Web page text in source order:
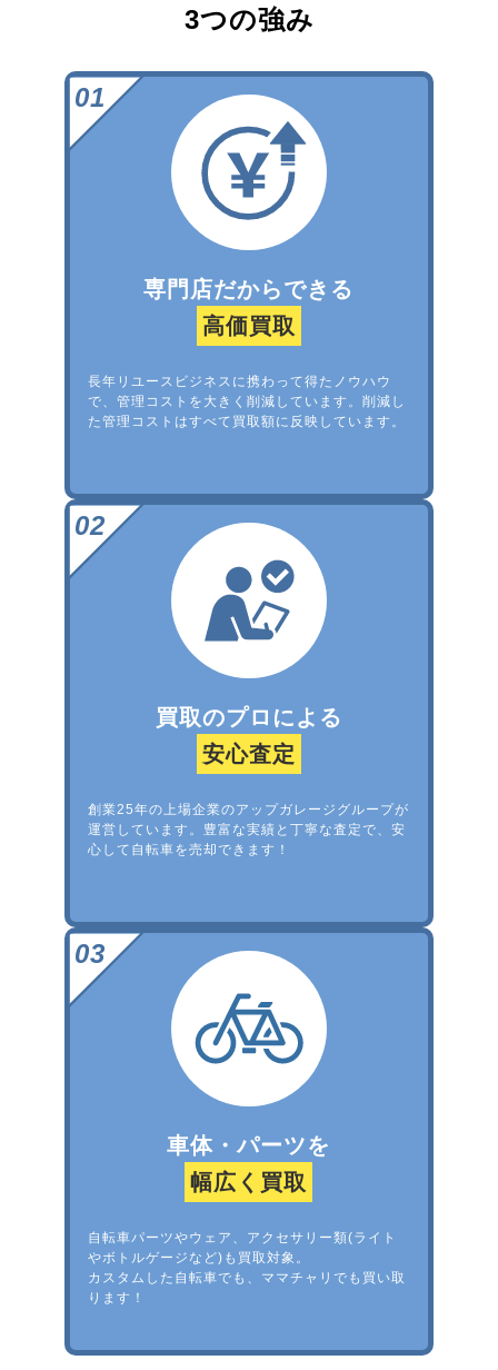
3つの強み
専門店だからできる
高価買取
長年リユースビジネスに携わって得たノウハウ
で、管理コストを大きく削減しています。削減し
た管理コストはすべて買取額に反映しています。
買取のプロによる
安心査定
創業25年の上場企業のアップガレージグループが
運営しています。豊富な実績と丁寧な査定で、安
心して自転車を売却できます！
車体・パーツを
幅広く買取
自転車パーツやウェア、アクセサリー類(ライト
やボトルゲージなど)も買取対象。
カスタムした自転車でも、ママチャリでも買い取
ります！